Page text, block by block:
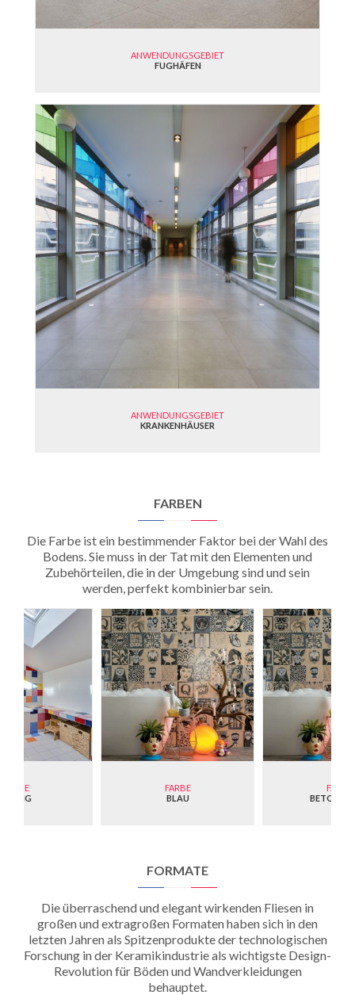
ANWENDUNGSGEBIET
FUGHÄFEN
ANWENDUNGSGEBIET
KRANKENHÄUSER
FARBEN
Die Farbe ist ein bestimmender Faktor bei der Wahl des
Bodens. Sie muss in der Tat mit den Elementen und
Zubehörteilen, die in der Umgebung sind und sein
werden, perfekt kombinierbar sein.
FARBE
BLAU
FARBE
BETONOPTIK
FARBE
FORMATE
Die überraschend und elegant wirkenden Fliesen in
großen und extragroßen Formaten haben sich in den
letzten Jahren als Spitzenprodukte der technologischen
Forschung in der Keramikindustrie als wichtigste Design-
Revolution für Böden und Wandverkleidungen
behauptet.